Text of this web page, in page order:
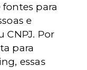
fontes para
e
CNPJ. Por
para
essas